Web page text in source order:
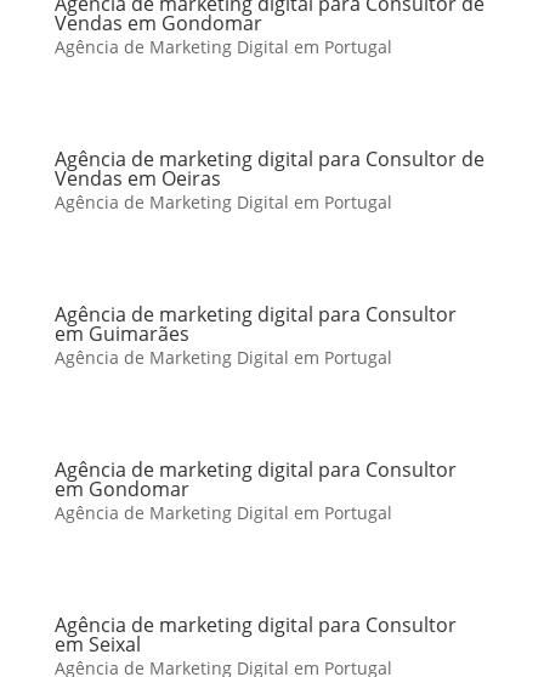
Vendas em Gondomar
Agência de Marketing Digital em Portugal
Agência de marketing digital para Consultor de
Vendas em Oeiras
Agência de Marketing Digital em Portugal
Agência de marketing digital para Consultor
em Guimarães
Agência de Marketing Digital em Portugal
Agência de marketing digital para Consultor
em Gondomar
Agência de Marketing Digital em Portugal
Agência de marketing digital para Consultor
em Seixal
Agência de Marketing Digital em Portugal